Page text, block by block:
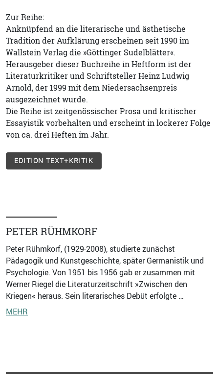
Zur Reihe:
Anknüpfend an die literarische und ästhetische
Tradition der Aufklärung erscheinen seit 1990 im
Wallstein Verlag die »Göttinger Sudelblätter«.
Herausgeber dieser Buchreihe in Heftform ist der
Literaturkritiker und Schriftsteller Heinz Ludwig
Arnold, der 1999 mit dem Niedersachsenpreis
ausgezeichnet wurde.
Die Reihe ist zeitgenössischer Prosa und kritischer
Essayistik vorbehalten und erscheint in lockerer Folge
von ca. drei Heften im Jahr.
EDITION TEXT+KRITIK
PETER RÜHMKORF
Peter Rühmkorf, (1929-2008), studierte zunächst
Pädagogik und Kunstgeschichte, später Germanistik und
Psychologie. Von 1951 bis 1956 gab er zusammen mit
Werner Riegel die Literaturzeitschrift »Zwischen den
Kriegen« heraus. Sein literarisches Debüt erfolgte …
MEHR